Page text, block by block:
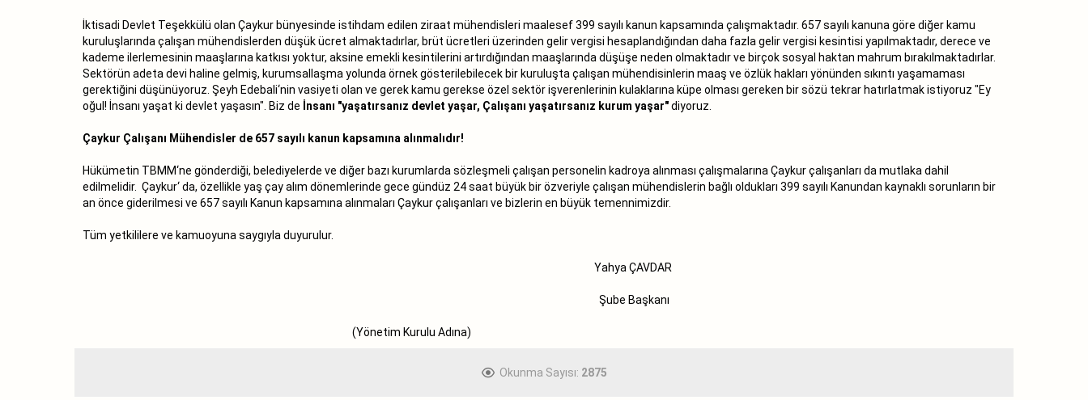
İktisadi Devlet Teşekkülü olan Çaykur bünyesinde istihdam edilen ziraat mühendisleri maalesef 399 sayılı kanun kapsamında çalışmaktadır. 657 sayılı kanuna göre diğer kamu
kuruluşlarında çalışan mühendislerden düşük ücret almaktadırlar, brüt ücretleri üzerinden gelir vergisi hesaplandığından daha fazla gelir vergisi kesintisi yapılmaktadır, derece ve
kademe ilerlemesinin maaşlarına katkısı yoktur, aksine emekli kesintilerini artırdığından maaşlarında düşüşe neden olmaktadır ve birçok sosyal haktan mahrum bırakılmaktadırlar.
Sektörün adeta devi haline gelmiş, kurumsallaşma yolunda örnek gösterilebilecek bir kuruluşta çalışan mühendisinlerin maaş ve özlük hakları yönünden sıkıntı yaşamaması
gerektiğini düşünüyoruz. Şeyh Edebali‘nin vasiyeti olan ve gerek kamu gerekse özel sektör işverenlerinin kulaklarına küpe olması gereken bir sözü tekrar hatırlatmak istiyoruz "Ey
oğul! İnsanı yaşat ki devlet yaşasın". Biz de İnsanı "yaşatırsanız devlet yaşar, Çalışanı yaşatırsanız kurum yaşar"diyoruz.
Çaykur Çalışanı Mühendisler de 657 sayılı kanun kapsamına alınmalıdır!
Hükümetin TBMM‘ne gönderdiği, belediyelerde ve diğer bazı kurumlarda sözleşmeli çalışan personelin kadroya alınması çalışmalarına Çaykur çalışanları da mutlaka dahil
edilmelidir. Çaykur‘ da, özellikle yaş çay alım dönemlerinde gece gündüz 24 saat büyük bir özveriyle çalışan mühendislerin bağlı oldukları 399 sayılı Kanundan kaynaklı sorunların bir
an önce giderilmesi ve 657 sayılı Kanun kapsamına alınmaları Çaykur çalışanları ve bizlerin en büyük temennimizdir.
Tüm yetkililere ve kamuoyuna saygıyla duyurulur.
Yahya ÇAVDAR
Şube Başkanı
(Yönetim Kurulu Adına)
Okunma Sayısı: 2875